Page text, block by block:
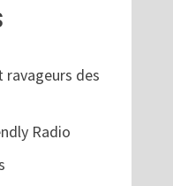
ravageurs des
Radio